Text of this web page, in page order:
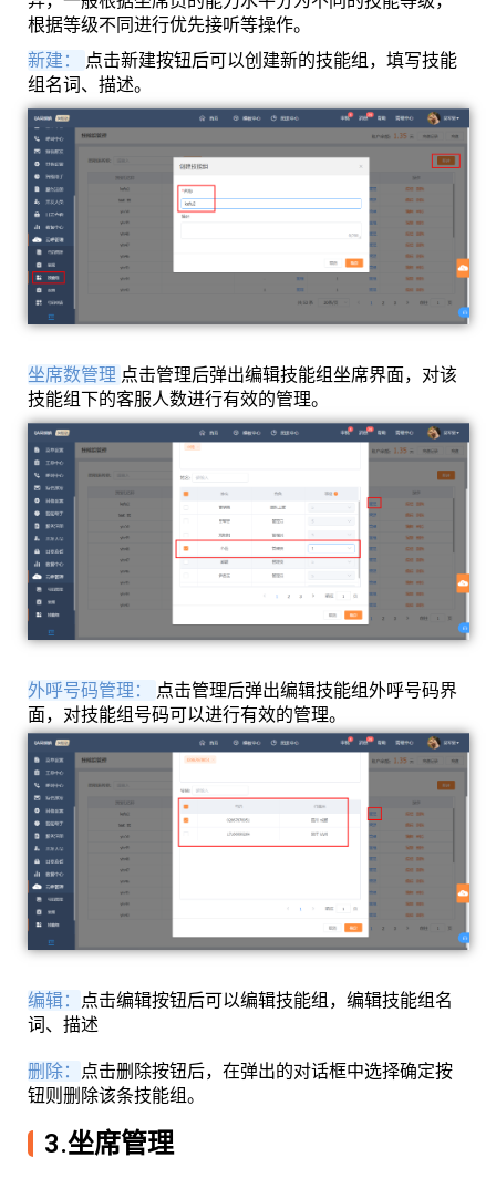
根据等级不同进行优先接听等操作。
新建：
点击新建按钮后可以创建新的技能组，填写技能
组名词、描述。
坐席数管理 点击管理后弹出编辑技能组坐席界面，对该
技能组下的客服人数进行有效的管理。
外呼号码管理：
点击管理后弹出编辑技能组外呼号码界
面，对技能组号码可以进行有效的管理。
编辑：
点击编辑按钮后可以编辑技能组，编辑技能组名
词、描述
删除：
点击删除按钮后，在弹出的对话框中选择确定按
钮则删除该条技能组。
3.坐席管理